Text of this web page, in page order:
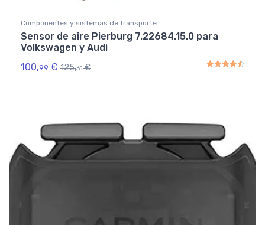
Componentes y sistemas de transporte
Sensor de aire Pierburg 7.22684.15.0 para
Volkswagen y Audi
100,99 € 125,31 €